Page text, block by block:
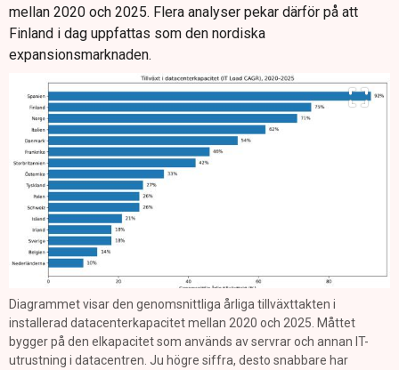
mellan 2020 och 2025. Flera analyser pekar därför på att
Finland i dag uppfattas som den nordiska
expansionsmarknaden.
Diagrammet visar den genomsnittliga årliga tillväxttakten i
installerad datacenterkapacitet mellan 2020 och 2025. Måttet
bygger på den elkapacitet som används av servrar och annan IT-
utrustning i datacentren. Ju högre siffra, desto snabbare har